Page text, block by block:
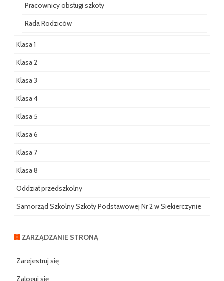
Pracownicy obsługi szkoły
Rada Rodziców
Klasa 1
Klasa 2
Klasa 3
Klasa 4
Klasa 5
Klasa 6
Klasa 7
Klasa 8
Oddział przedszkolny
Samorząd Szkolny Szkoły Podstawowej Nr 2 w Siekierczynie
ZARZĄDZANIE STRONĄ
Zarejestruj się
Zaloguj się